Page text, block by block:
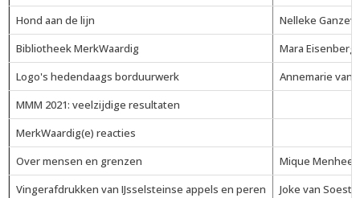
Hond aan de lijn
Nelleke
Bibliotheek MerkWaardig
Mara Eisenberg
Logo's hedendaags borduurwerk
Annemarie van
MMM 2021: veelzijdige resultaten
MerkWaardig(e) reacties
Over mensen en grenzen
Mique
Vingerafdrukken van IJsselsteinse appels en peren
Joke van Soest